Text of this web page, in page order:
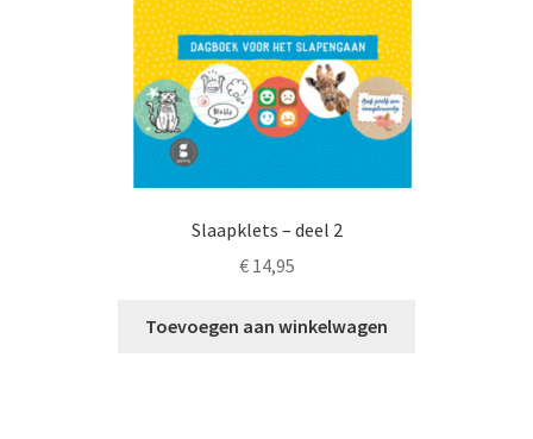
Slaapklets – deel 2
€14,95
Toevoegen aan winkelwagen